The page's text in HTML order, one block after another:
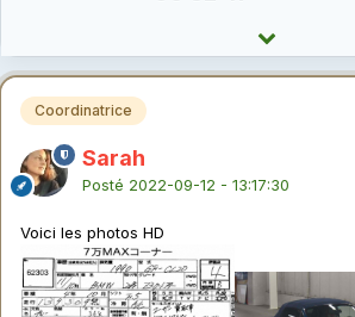
Coordinatrice
Sarah
Posté 2022-09-12 - 13:17:30
Voici les photos HD